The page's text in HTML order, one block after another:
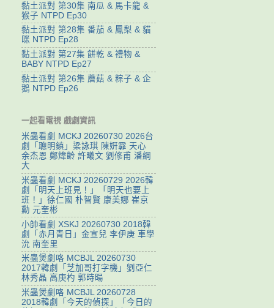
黏土派對 第30集 南瓜 & 馬卡龍 &
猴子 NTPD Ep30
黏土派對 第28集 番茄 & 鳳梨 & 貓
咪 NTPD Ep28
黏土派對 第27集 餅乾 & 禮物 &
BABY NTPD Ep27
黏土派對 第26集 蘑菇 & 粽子 & 企
鵝 NTPD Ep26
一起看電視 戲劇資訊
米蟲看劇 MCKJ 20260730 2026台
劇「聰明鎮」梁詠琪 陳姸霏 天心
余杰恩 鄭煒齡 許曦文 劉修甫 潘綱
大
米蟲看劇 MCKJ 20260729 2026韓
劇「明天上班見！」「明天也要上
班！」徐仁國 朴智賢 康美娜 崔京
勳 元奎彬
小帥看劇 XSKJ 20260730 2018韓
劇「赤月青日」金宣兒 李伊庚 車學
沇 南奎里
米蟲煲劇咯 MCBJL 20260730
2017韓劇「芝加哥打字機」劉亞仁
林秀晶 高庚杓 郭時暘
米蟲煲劇咯 MCBJL 20260728
2018韓劇「今天的偵探」「今日的